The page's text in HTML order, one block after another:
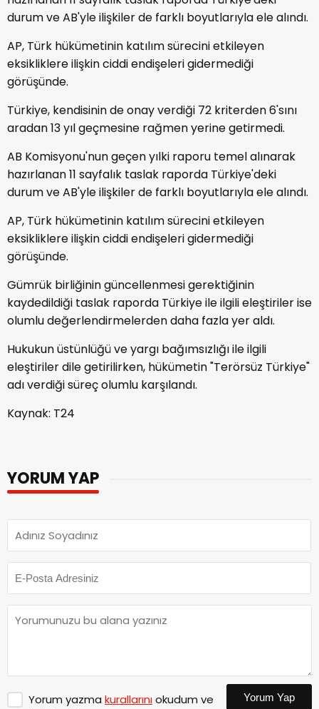
durum ve AB'yle ilişkiler de farklı boyutlarıyla ele alındı.
AP, Türk hükümetinin katılım sürecini etkileyen
eksikliklere ilişkin ciddi endişeleri gidermediği
görüşünde.
Türkiye, kendisinin de onay verdiği 72 kriterden 6'sını
aradan 13 yıl geçmesine rağmen yerine getirmedi.
AB Komisyonu'nun geçen yılki raporu temel alınarak
hazırlanan 11 sayfalık taslak raporda Türkiye'deki
durum ve AB'yle ilişkiler de farklı boyutlarıyla ele alındı.
AP, Türk hükümetinin katılım sürecini etkileyen
eksikliklere ilişkin ciddi endişeleri gidermediği
görüşünde.
Gümrük birliğinin güncellenmesi gerektiğinin
kaydedildiği taslak raporda Türkiye ile ilgili eleştiriler ise
olumlu değerlendirmelerden daha fazla yer aldı.
Hukukun üstünlüğü ve yargı bağımsızlığı ile ilgili
eleştiriler dile getirilirken, hükümetin "Terörsüz Türkiye"
adı verdiği süreç olumlu karşılandı.
Kaynak: T24
YORUM YAP
Yorum yazma kurallarınıokudum ve
Yorum Yap